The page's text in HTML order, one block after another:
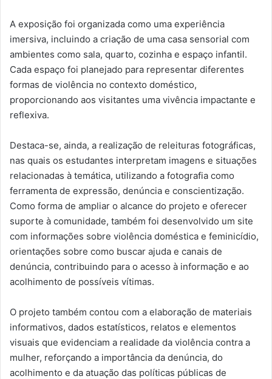
A exposição foi organizada como uma experiência
imersiva, incluindo a criação de uma casa sensorial com
ambientes como sala, quarto, cozinha e espaço infantil.
Cada espaço foi planejado para representar diferentes
formas de violência no contexto doméstico,
proporcionando aos visitantes uma vivência impactante e
reflexiva.
Destaca-se, ainda, a realização de releituras fotográficas,
nas quais os estudantes interpretam imagens e situações
relacionadas à temática, utilizando a fotografia como
ferramenta de expressão, denúncia e conscientização.
Como forma de ampliar o alcance do projeto e oferecer
suporte à comunidade, também foi desenvolvido um site
com informações sobre violência doméstica e feminicídio,
orientações sobre como buscar ajuda e canais de
denúncia, contribuindo para o acesso à informação e ao
acolhimento de possíveis vítimas.
O projeto também contou com a elaboração de materiais
informativos, dados estatísticos, relatos e elementos
visuais que evidenciam a realidade da violência contra a
mulher, reforçando a importância da denúncia, do
acolhimento e da atuação das políticas públicas de